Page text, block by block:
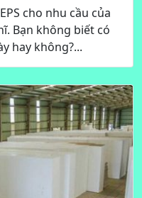
cho nhu cầu của
Bạn không biết có
hay không?...